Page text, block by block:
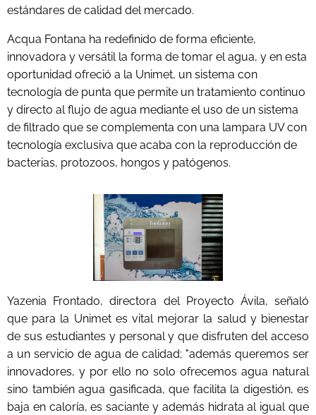
estándares de calidad del mercado.
Acqua Fontana ha redefinido de forma eficiente,
innovadora y versátil la forma de tomar el agua, y en esta
oportunidad ofreció a la Unimet, un sistema con
tecnología de punta que permite un tratamiento continuo
y directo al flujo de agua mediante el uso de un sistema
de filtrado que se complementa con una lampara UV con
tecnología exclusiva que acaba con la reproducción de
bacterias, protozoos, hongos y patógenos.
Yazenia Frontado, directora del Proyecto Ávila, señaló
que para la Unimet es vital mejorar la salud y bienestar
de sus estudiantes y personal y que disfruten del acceso
a un servicio de agua de calidad; "además queremos ser
innovadores, y por ello no solo ofrecemos agua natural
sino también agua gasificada, que facilita la digestión, es
baja en caloría, es saciante y además hidrata al igual que